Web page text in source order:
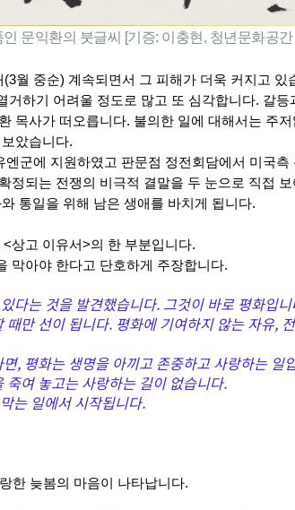
문익환의 붓글씨 [기증: 이충현, 청년문화공
월 중순) 계속되면서 그 피해가 더욱 커지고 있
하기 어려울 정도로 많고 또 심각합니다. 갈등
목사가 떠오릅니다. 불의한 일에 대해서는 주
았습니다.
군에 지원하였고 판문점 정전회담에서 미국측
되는 전쟁의 비극적 결말을 두 눈으로 직접 보
통일을 위해 남은 생애를 바치게 됩니다.
상고 이유서>의 한 부분입니다.
막아야 한다고 단호하게 주장합니다.
다는 것을 발견했습니다. 그것이 바로 평화입
만 선이 됩니다. 평화에 기여하지 않는 자유,
, 평화는 생명을 아끼고 존중하고 사랑하는 일
여 놓고는 사랑하는 길이 없습니다.
는 일에서 시작됩니다.
한 늦봄의 마음이 나타납니다.